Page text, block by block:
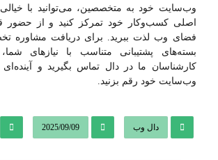
وب‌سایت خود به متخصصین، می‌توانید با
اصلی کسب‌وکار خود تمرکز کنید و از حضور
فضای وب لذت ببرید. برای دریافت مشاوره
بسته‌های پشتیبانی متناسب با نیازهای
کارشناسان ما در دال تماس بگیرید و
وب‌سایت خود رقم بزنید.
دال وب 2025/09/09